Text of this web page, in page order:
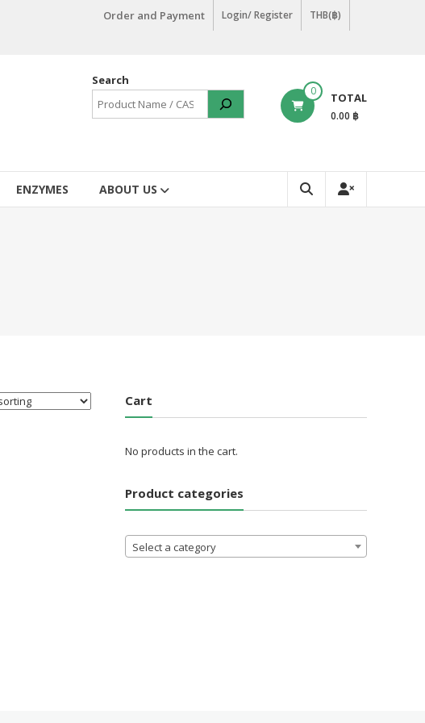
Order and Payment Login/ Register THB(฿)
0 TOTAL
0.00 ฿
Search
ENZYMES ABOUT US
Cart
No products in the cart.
Product categories
Select a category